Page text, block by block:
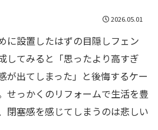
2026.05.01
に設置したはずの目隠しフェン
してみると「思ったより高すぎ
が出てしまった」と後悔するケー
せっかくのリフォームで生活を豊
閉塞感を感じてしまうのは悲しい